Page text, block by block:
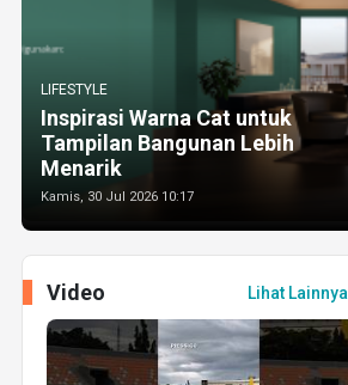
LIFESTYLE
Inspirasi Warna Cat untuk
Tampilan Bangunan Lebih
Menarik
Kamis, 30 Jul 2026 10:17
Lihat Lainnya
Video